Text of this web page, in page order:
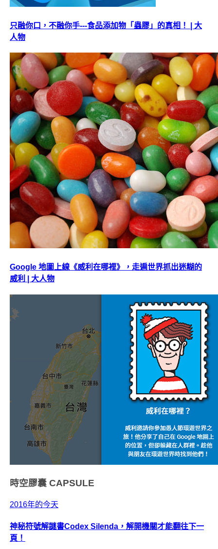
只融你口，不融你手---食品添加物「蟲膠」的真相！ | 大
人物
Google 地圖上線《威利在哪裡》，走遍世界抓出迷糊的
威利 | 大人物
時空膠囊 CAPSULE
2016年的今天
神秘符號解謎書Codex Silenda，解開機關才能翻往下一
頁！